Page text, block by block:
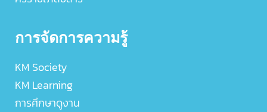
การจัดการความรู้
KM Society
KM Learning
การศึกษาดูงาน